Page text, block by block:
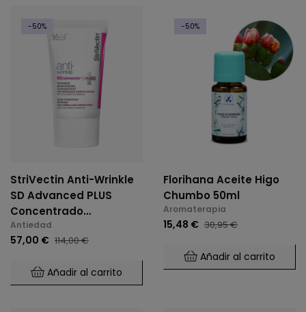
-50%
StriVectin Anti-Wrinkle
SD Advanced PLUS
Concentrado
Hidratante Intensivo 118
Ml
Antiedad
57,00 € 114,00 €
Añadir al carrito
-50%
Florihana Aceite Higo
Chumbo 50ml
Aromaterapia
15,48 € 30,95 €
Añadir al carrito